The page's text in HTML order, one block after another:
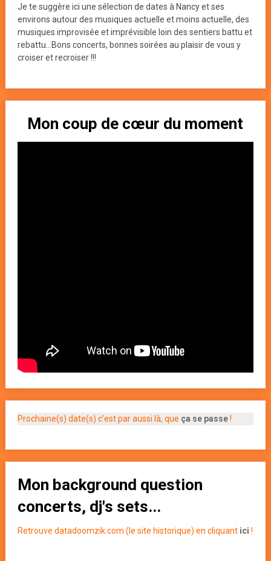
Je te suggère ici une sélection de dates à Nancy et ses
environs autour des musiques actuelle et moins actuelle, des
musiques improvisée et imprévisible loin des sentiers battu et
rebattu...Bons concerts, bonnes soirées au plaisir de vous y
croiser et recroiser !!!
Mon coup de cœur du moment
Prochaine(s) date(s) c'est par aussi là, que ça se passe!
Mon background question
concerts, dj's sets...
Retrouve datadoomzik.com (le site historique) en cliquant ici !